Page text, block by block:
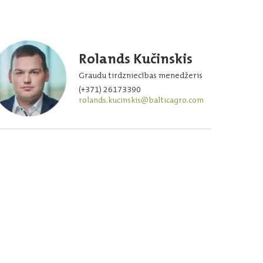
Rolands Kučinskis
Graudu tirdzniecības menedžeris
(+371) 26173390
rolands.kucinskis@balticagro.com